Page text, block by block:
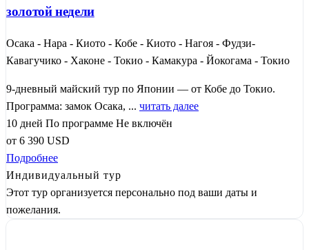
золотой недели
Осака - Нара - Киото - Кобе - Киото - Нагоя - Фудзи-
Кавагучико - Хаконе - Токио - Камакура - Йокогама - Токио
9-дневный майский тур по Японии — от Кобе до Токио.
Программа: замок Осака, ... читать далее
10 дней По программе Не включён
от 6 390 USD
Подробнее
Индивидуальный тур
Этот тур организуется персонально под ваши даты и
пожелания.